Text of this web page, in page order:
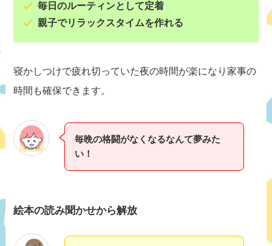
毎日のルーティンとして定着
親子でリラックスタイムを作れる
寝かしつけで疲れ切っていた夜の時間が楽になり家事の
時間も確保できます。
毎晩の格闘がなくなるなんて夢みた
い！
絵本の読み聞かせから解放